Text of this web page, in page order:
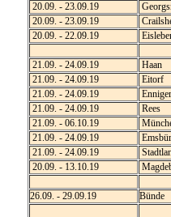
20.09. - 23.09.19
20.09. - 23.09.19
20.09. - 22.09.19
21.09. - 24.09.19
Haan
21.09. - 24.09.19
Eitorf
21.09. - 24.09.19
21.09. - 24.09.19
Rees
21.09. - 06.10.19
21.09. - 24.09.19
21.09. - 24.09.19
20.09. - 13.10.19
26.09. - 29.09.19 Bünde